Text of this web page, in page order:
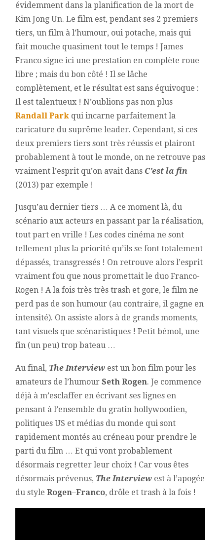
évidemment dans la planification de la mort de
Kim Jong Un. Le film est, pendant ses 2 premiers
tiers, un film à l’humour, oui potache, mais qui
fait mouche quasiment tout le temps ! James
Franco signe ici une prestation en complète roue
libre ; mais du bon côté ! Il se lâche
complètement, et le résultat est sans équivoque :
Il est talentueux ! N’oublions pas non plus
Randall Park qui incarne parfaitement la
caricature du suprême leader. Cependant, si ces
deux premiers tiers sont très réussis et plairont
probablement à tout le monde, on ne retrouve pas
vraiment l’esprit qu’on avait dans C’est la fin
(2013) par exemple !
Jusqu’au dernier tiers … A ce moment là, du
scénario aux acteurs en passant par la réalisation,
tout part en vrille ! Les codes cinéma ne sont
tellement plus la priorité qu’ils se font totalement
dépassés, transgressés ! On retrouve alors l’esprit
vraiment fou que nous promettait le duo Franco-
Rogen ! A la fois très très trash et gore, le film ne
perd pas de son humour (au contraire, il gagne en
intensité). On assiste alors à de grands moments,
tant visuels que scénaristiques ! Petit bémol, une
fin (un peu) trop bateau …
Au final, The Interview est un bon film pour les
amateurs de l’humourSeth Rogen. Je commence
déjà à m’esclaffer en écrivant ses lignes en
pensant à l’ensemble du gratin hollywoodien,
politiques US et médias du monde qui sont
rapidement montés au créneau pour prendre le
parti du film … Et qui vont probablement
désormais regretter leur choix ! Car vous êtes
désormais prévenus, The Interview est à l’apogée
du styleRogen–Franco, drôle et trash à la fois !